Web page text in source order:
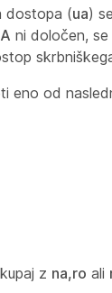
dostopa (ua)
ni določen,
eno od
z na,ro ali